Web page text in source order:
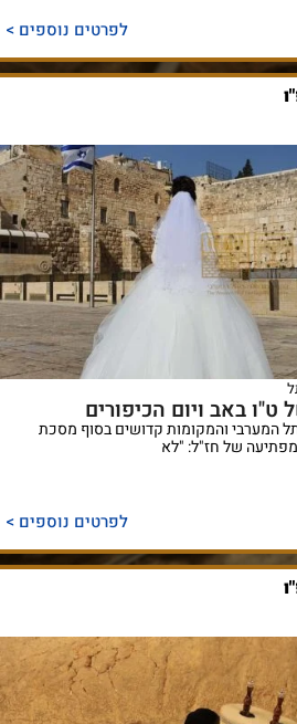
לפרטים נוספים >
באב ויום הכיפורים
המערבי והמקומות קדושים בסוף מסכת
של חז"ל: "לא
לפרטים נוספים >